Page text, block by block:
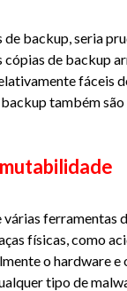
backup, seria
cópias de backup
fáceis
também
ferramentas
físicas, como
o hardware
tipo de